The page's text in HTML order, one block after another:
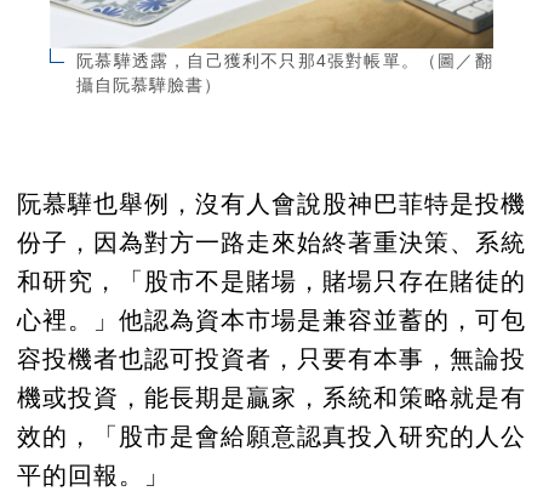
阮慕驊透露，自己獲利不只那4張對帳單。（圖／翻
攝自阮慕驊臉書）
阮慕驊也舉例，沒有人會說股神巴菲特是投機
份子，因為對方一路走來始終著重決策、系統
和研究，「股市不是賭場，賭場只存在賭徒的
心裡。」他認為資本市場是兼容並蓄的，可包
容投機者也認可投資者，只要有本事，無論投
機或投資，能長期是贏家，系統和策略就是有
效的，「股市是會給願意認真投入研究的人公
平的回報。」